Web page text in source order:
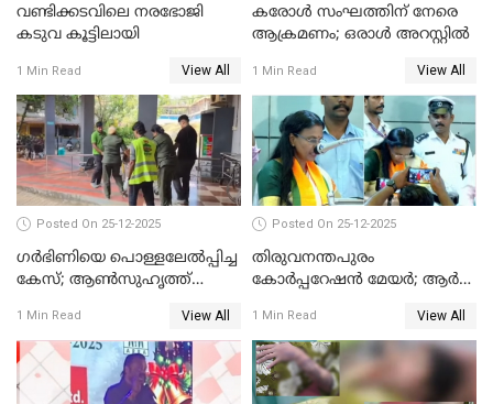
വണ്ടിക്കടവിലെ നരഭോജി
കടുവ കൂട്ടിലായി
1 Min Read View All
കരോള്‍ സംഘത്തിന് നേരെ
ആക്രമണം; ഒരാള്‍ അറസ്റ്റില്‍
1 Min Read View All
Posted On 25-12-2025
ഗര്‍ഭിണിയെ പൊള്ളലേല്‍പ്പിച്ച
കേസ്; ആണ്‍സുഹൃത്ത്
1 Min Read View All
Posted On 25-12-2025
തിരുവനന്തപുരം
കോര്‍പ്പറേഷന്‍ മേയർ; ആര്‍
1 Min Read View All